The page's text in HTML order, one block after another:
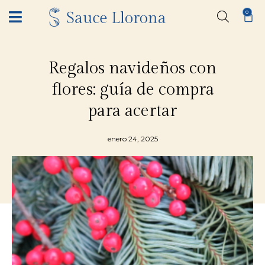
0
Regalos navideños con
flores: guía de compra
para acertar
enero 24, 2025